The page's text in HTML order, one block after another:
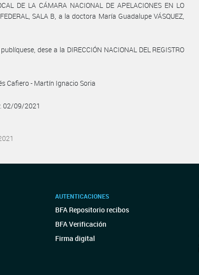
DE LA CÁMARA NACIONAL DE APELACIONES EN LO
SALA B, a la doctora María Guadalupe VÁSQUEZ,
dese a la DIRECCIÓN NACIONAL DEL REGISTRO
Cafiero - Martín Ignacio Soria
02/09/2021
AUTENTICACIONES
BFA Repositorio recibos
BFA Verificación
Firma digital